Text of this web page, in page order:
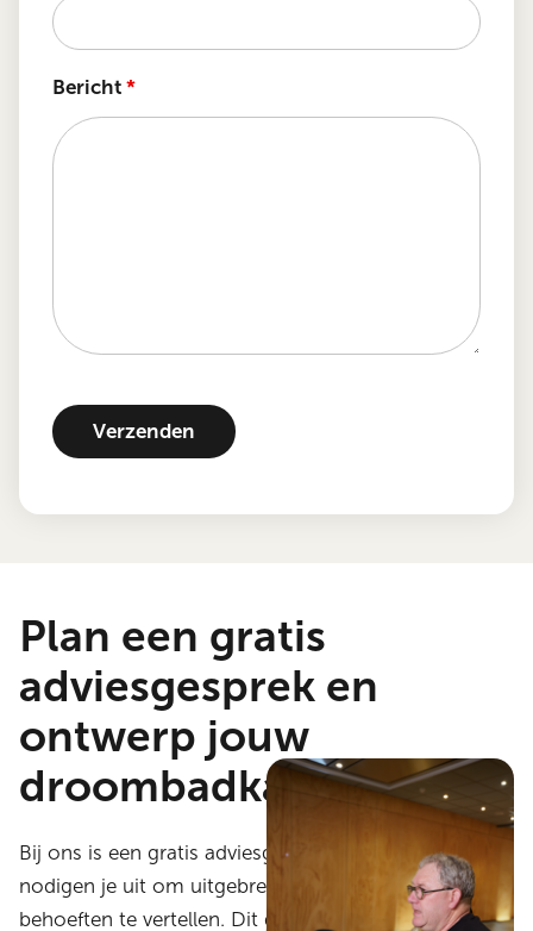
Bericht *
Plan een gratis
adviesgesprek en
ontwerp jouw
droombadkamer
Bij ons is een gratis adviesgesprek altijd mogelijk. We
nodigen je uit om uitgebreid over jouw wensen en
behoeften te vertellen. Dit gesprek gaat ons helpen